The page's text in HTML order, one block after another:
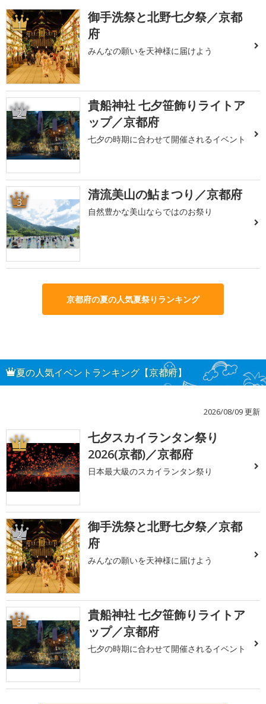
1
御手洗祭と北野七夕祭／京都
府
みんなの願いを天神様に届けよう
2
貴船神社 七夕笹飾りライトア
ップ／京都府
七夕の時期に合わせて開催されるイベント
3 清流美山の鮎まつり／京都府
自然豊かな美山ならではのお祭り
京都府の夏の人気夏祭りランキング
夏の人気イベントランキング【京都府】
2026/08/09 更新
1
七夕スカイランタン祭り
2026(京都)／京都府
日本最大級のスカイランタン祭り
2
御手洗祭と北野七夕祭／京都
府
みんなの願いを天神様に届けよう
3
貴船神社 七夕笹飾りライトア
ップ／京都府
七夕の時期に合わせて開催されるイベント